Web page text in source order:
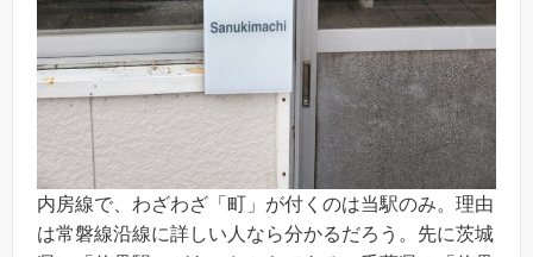
内房線で、わざわざ「町」が付くのは当駅のみ。理由
は常磐線沿線に詳しい人なら分かるだろう。先に茨城